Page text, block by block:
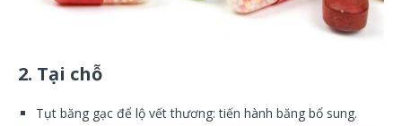
2. Tại chỗ
Tụt băng gạc để lộ vết thương: tiến hành băng bổ sung.